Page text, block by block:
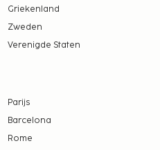
Griekenland
Zweden
Verenigde Staten
Parijs
Barcelona
Rome